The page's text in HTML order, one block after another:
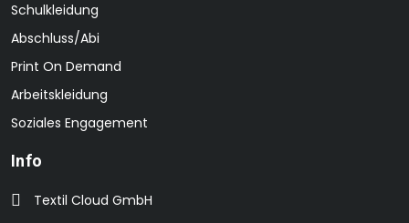
Schulkleidung
Abschluss/Abi
Print On Demand
Arbeitskleidung
Soziales Engagement
Info
Textil Cloud GmbH